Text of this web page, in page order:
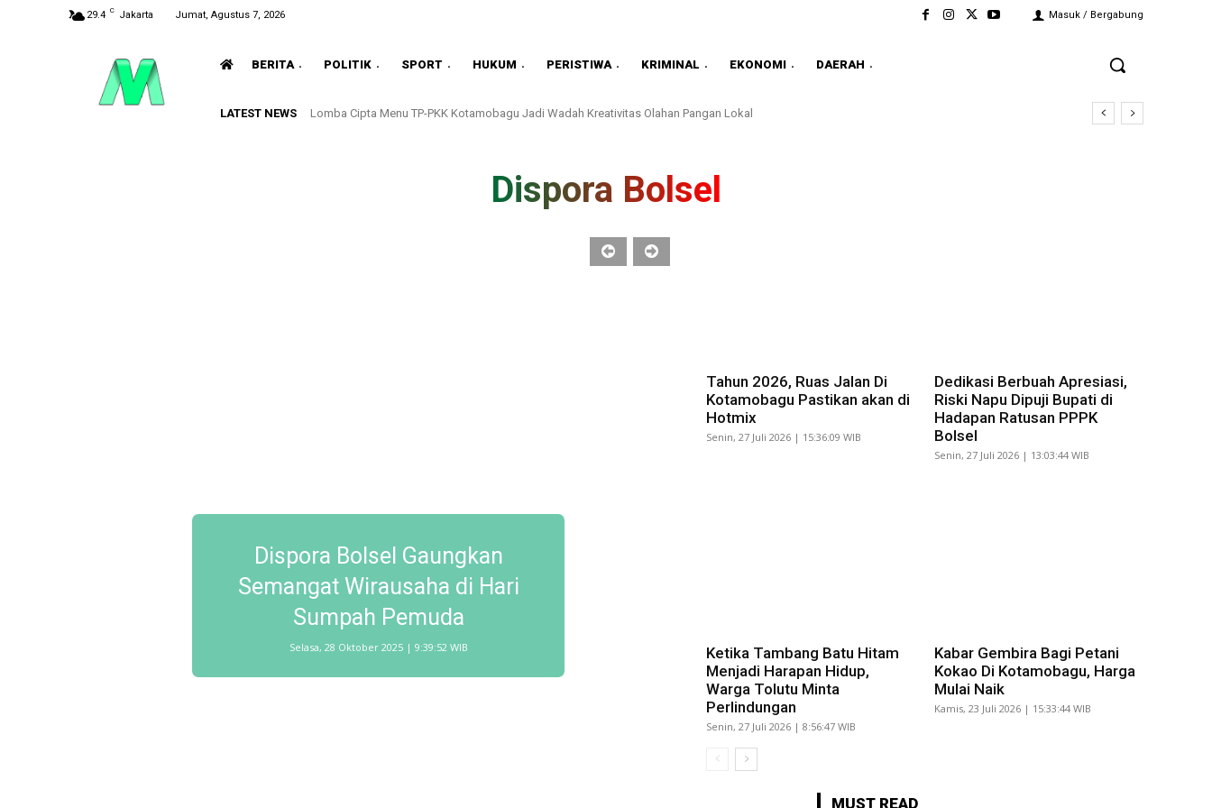
29.4 C Jakarta Jumat, Agustus 7, 2026 Masuk / Bergabung
BERITA POLITIK SPORT HUKUM PERISTIWA KRIMINAL EKONOMI DAERAH
LATEST NEWS Lomba Cipta Menu TP-PKK Kotamobagu Jadi Wadah Kreativitas Olahan Pangan Lokal
Hadiri Rakorwil TPAKD, Wawali Kotamobagu Komitmen Perluas Akses Keuangan Masyarakat
Dispora Bolsel
Dispora Bolsel Gaungkan
Semangat Wirausaha di Hari
Sumpah Pemuda
Selasa, 28 Oktober 2025 | 9:39:52 WIB
Tahun 2026, Ruas Jalan Di
Kotamobagu Pastikan akan di
Hotmix
Senin, 27 Juli 2026 | 15:36:09 WIB
Dedikasi Berbuah Apresiasi,
Riski Napu Dipuji Bupati di
Hadapan Ratusan PPPK
Bolsel
Senin, 27 Juli 2026 | 13:03:44 WIB
Ketika Tambang Batu Hitam
Menjadi Harapan Hidup,
Warga Tolutu Minta
Perlindungan
Senin, 27 Juli 2026 | 8:56:47 WIB
Kabar Gembira Bagi Petani
Kokao Di Kotamobagu, Harga
Mulai Naik
Kamis, 23 Juli 2026 | 15:33:44 WIB
MUST READ